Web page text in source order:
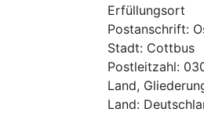
Erfüllungsort
Postanschrift:
Stadt: Cottbus
Postleitzahl:
Land,
Land: